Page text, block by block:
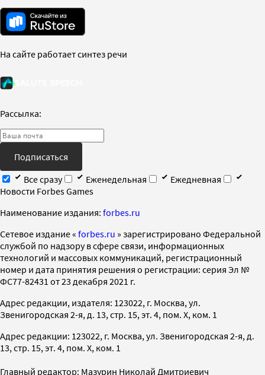
На сайте работает синтез речи
Рассылка:
Подписаться
Все сразу
Еженедельная
Ежедневная
Новости Forbes Games
Наименование издания: forbes.ru
Cетевое издание « forbes.ru » зарегистрировано Федеральной
службой по надзору в сфере связи, информационных
технологий и массовых коммуникаций, регистрационный
номер и дата принятия решения о регистрации: серия Эл №
ФС77-82431 от 23 декабря 2021 г.
Адрес редакции, издателя: 123022, г. Москва, ул.
Звенигородская 2-я, д. 13, стр. 15, эт. 4, пом. X, ком. 1
Адрес редакции: 123022, г. Москва, ул. Звенигородская 2-я, д.
13, стр. 15, эт. 4, пом. X, ком. 1
Главный редактор: Мазурин Николай Дмитриевич